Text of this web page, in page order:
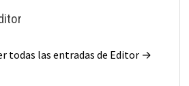
todas las entradas de Editor →